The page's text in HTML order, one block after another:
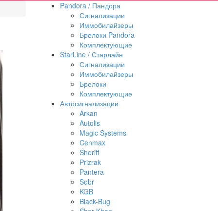
Pandora / Пандора
Сигнализации
Иммобилайзеры
Брелоки Pandora
Комплектующие
StarLine / Старлайн
Сигнализации
Иммобилайзеры
Брелоки
Комплектующие
Автосигнализации
Arkan
Autolis
Magic Systems
Cenmax
Sheriff
Prizrak
Pantera
Sobr
KGB
Black-Bug